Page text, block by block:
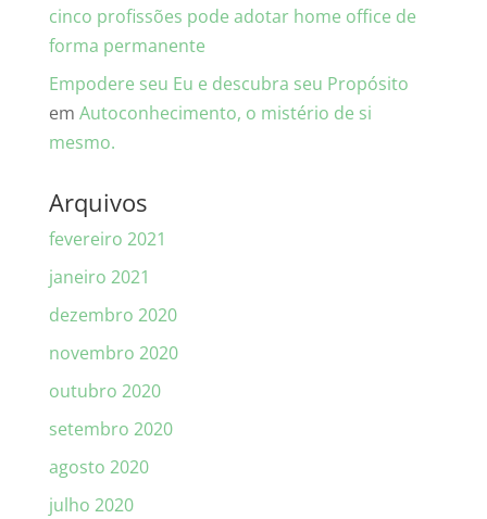
cinco profissões pode adotar home office de
forma permanente
Empodere seu Eu e descubra seu Propósito
em Autoconhecimento, o mistério de si
mesmo.
Arquivos
fevereiro 2021
janeiro 2021
dezembro 2020
novembro 2020
outubro 2020
setembro 2020
agosto 2020
julho 2020